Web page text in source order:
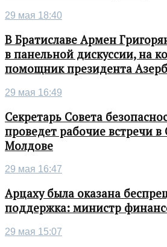
29 мая 18:40
В Братиславе Армен
в панельной дискуссии, на
помощник президента
29 мая 16:49
Секретарь Совета
проведет рабочие встречи в
Молдове
29 мая 16:47
Арцаху была оказана
поддержка: министр
29 мая 15:07